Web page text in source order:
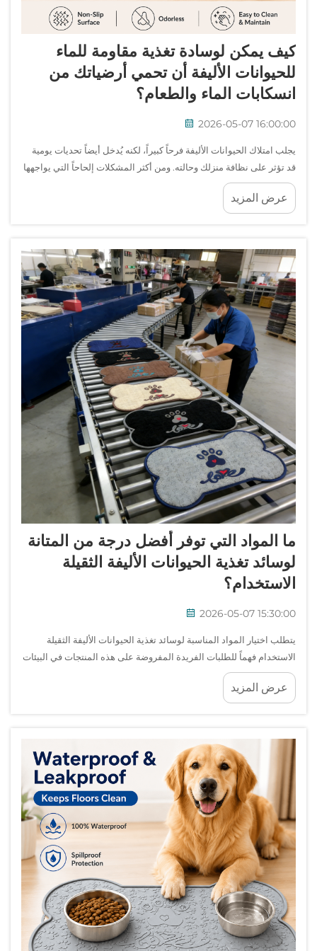
كيف يمكن لوسادة تغذية مقاومة للماء
للحيوانات الأليفة أن تحمي أرضياتك من
انسكابات الماء والطعام؟
2026-05-07 16:00:00
يجلب امتلاك الحيوانات الأليفة فرحاً كبيراً، لكنه يُدخل أيضاً تحديات يومية
قد تؤثر على نظافة منزلك وحالته. ومن أكثر المشكلات إلحاحاً التي يواجهها
مالكو الحيوانات الأليفة هي إدارة الفوضى الناتجة أثناء أوقات التغذية. فغالباً
ما تنقلب أوعية الماء...
عرض المزيد
ما المواد التي توفر أفضل درجة من المتانة
لوسائد تغذية الحيوانات الأليفة الثقيلة
الاستخدام؟
2026-05-07 15:30:00
يتطلب اختيار المواد المناسبة لوسائد تغذية الحيوانات الأليفة الثقيلة
الاستخدام فهماً للطلبات الفريدة المفروضة على هذه المنتجات في البيئات
السكنية والتجارية على حد سواء. ويواجه مالكو الحيوانات الأليفة ومدراء
المرافق باستمرار تحديات تتعلق بـ...
عرض المزيد